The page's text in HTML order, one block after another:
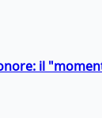
il